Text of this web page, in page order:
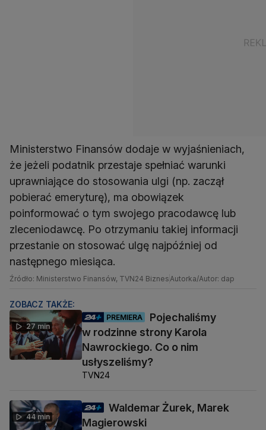
Ministerstwo Finansów dodaje w wyjaśnieniach,
że jeżeli podatnik przestaje spełniać warunki
uprawniające do stosowania ulgi (np. zaczął
pobierać emeryturę), ma obowiązek
poinformować o tym swojego pracodawcę lub
zleceniodawcę. Po otrzymaniu takiej informacji
przestanie on stosować ulgę najpóźniej od
następnego miesiąca.
Źródło: Ministerstwo Finansów, TVN24 BiznesAutorka/Autor: dap
ZOBACZ TAKŻE:
27 min
PREMIERA
Pojechaliśmy
w rodzinne strony Karola
Nawrockiego. Co o nim
usłyszeliśmy?
TVN24
44 min
Waldemar Żurek, Marek
Magierowski